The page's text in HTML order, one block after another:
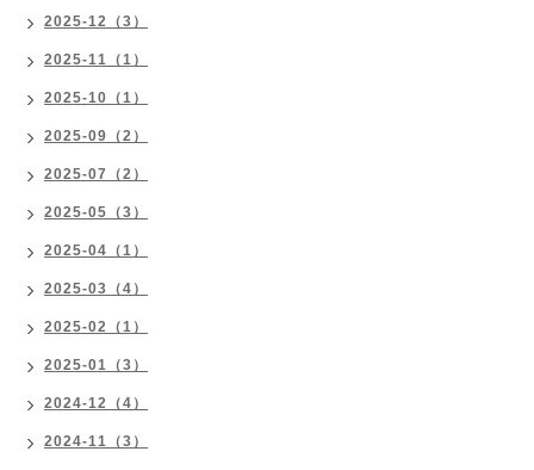
2025-12（3）
2025-11（1）
2025-10（1）
2025-09（2）
2025-07（2）
2025-05（3）
2025-04（1）
2025-03（4）
2025-02（1）
2025-01（3）
2024-12（4）
2024-11（3）